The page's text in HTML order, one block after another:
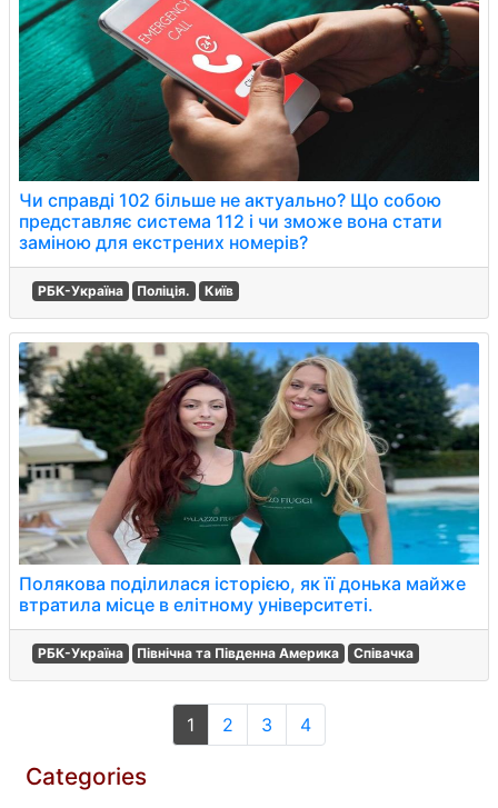
Чи справді 102 більше не актуально? Що собою
представляє система 112 і чи зможе вона стати
заміною для екстрених номерів?
РБК-Україна Поліція. Київ
Полякова поділилася історією, як її донька майже
втратила місце в елітному університеті.
РБК-Україна Північна та Південна Америка Співачка
1 2 3 4
Categories